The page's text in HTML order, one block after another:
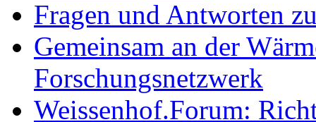
Fragen und Antworten
Gemeinsam an der
Forschungsnetzwerk
Weissenhof.Forum: